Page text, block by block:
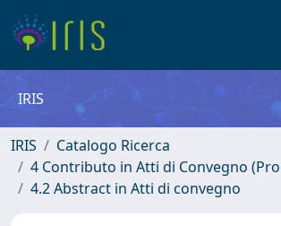
IRIS
IRIS
Catalogo Ricerca
4 Contributo in Atti di Convegno
4.2 Abstract in Atti di convegno